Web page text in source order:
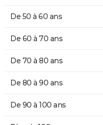
De 50 à 60 ans
De 60 à 70 ans
De 70 à 80 ans
De 80 à 90 ans
De 90 à 100 ans